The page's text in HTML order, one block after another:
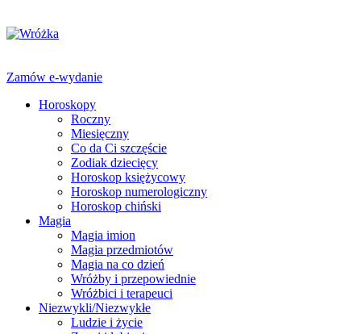
Zamów e-wydanie
Horoskopy
Roczny
Miesięczny
Co da Ci szczęście
Zodiak dziecięcy
Horoskop księżycowy
Horoskop numerologiczny
Horoskop chiński
Magia
Magia imion
Magia przedmiotów
Magia na co dzień
Wróżby i przepowiednie
Wróżbici i terapeuci
Niezwykli/Niezwykłe
Ludzie i życie